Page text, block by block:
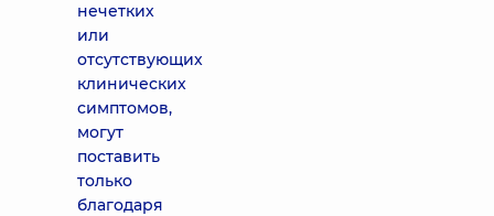
нечетких
или
отсутствующих
клинических
симптомов,
могут
поставить
только
благодаря